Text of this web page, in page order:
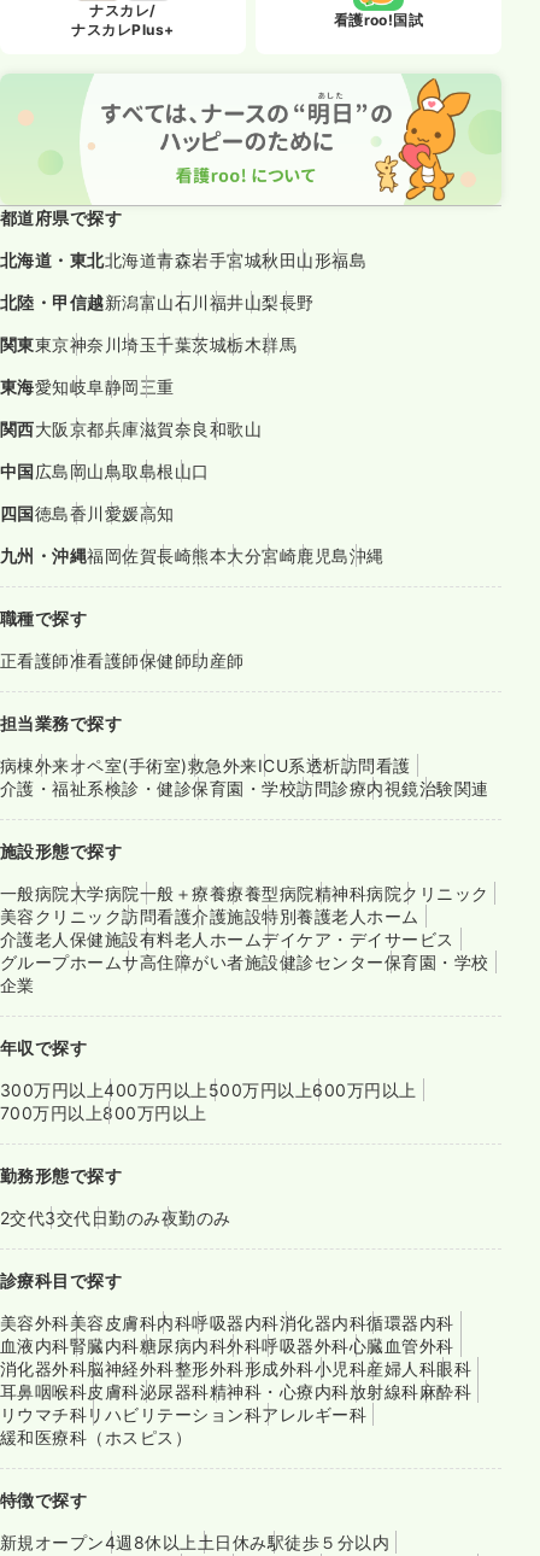
ナスカレ/
ナスカレPlus+
看護roo!国試
都道府県で探す
北海道・東北北海道青森岩手宮城秋田山形福島
北陸・甲信越新潟富山石川福井山梨長野
関東東京神奈川埼玉千葉茨城栃木群馬
東海愛知岐阜静岡三重
関西大阪京都兵庫滋賀奈良和歌山
中国広島岡山鳥取島根山口
四国徳島香川愛媛高知
九州・沖縄福岡佐賀長崎熊本大分宮崎鹿児島沖縄
職種で探す
正看護師准看護師保健師助産師
担当業務で探す
病棟外来オペ室(手術室)救急外来ICU系透析訪問看護
介護・福祉系検診・健診保育園・学校訪問診療内視鏡治験関連
施設形態で探す
一般病院大学病院一般＋療養療養型病院精神科病院クリニック
美容クリニック訪問看護介護施設特別養護老人ホーム
介護老人保健施設有料老人ホームデイケア・デイサービス
グループホームサ高住障がい者施設健診センター保育園・学校
企業
年収で探す
300万円以上400万円以上 500万円以上600万円以上
700万円以上800万円以上
勤務形態で探す
2交代3交代日勤のみ夜勤のみ
診療科目で探す
美容外科美容皮膚科内科呼吸器内科消化器内科循環器内科
血液内科腎臓内科糖尿病内科外科呼吸器外科心臓血管外科
消化器外科脳神経外科整形外科形成外科小児科産婦人科眼科
耳鼻咽喉科皮膚科泌尿器科精神科・心療内科放射線科麻酔科
リウマチ科リハビリテーション科アレルギー科
緩和医療科（ホスピス）
特徴で探す
新規オープン4週8休以上 土日休み駅徒歩５分以内